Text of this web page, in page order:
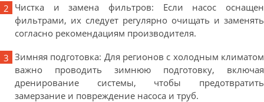
Чистка и замена фильтров: Если насос оснащен
фильтрами, их следует регулярно очищать и заменять
согласно рекомендациям производителя.
Зимняя подготовка: Для регионов с холодным климатом
важно проводить зимнюю подготовку, включая
дренирование системы, чтобы предотвратить
замерзание и повреждение насоса и труб.